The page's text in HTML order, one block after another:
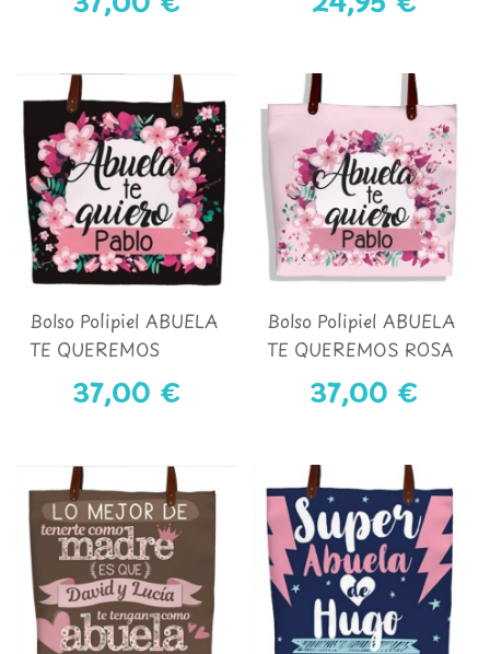
Bolso Polipiel ABUELA
TE QUEREMOS
NEGRO37,00 €
Bolso Polipiel ABUELA
TE QUEREMOS ROSA
37,00 €